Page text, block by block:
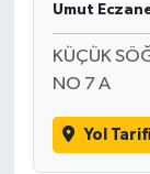
Umut
KÜÇÜK
NO 7 A
Yol